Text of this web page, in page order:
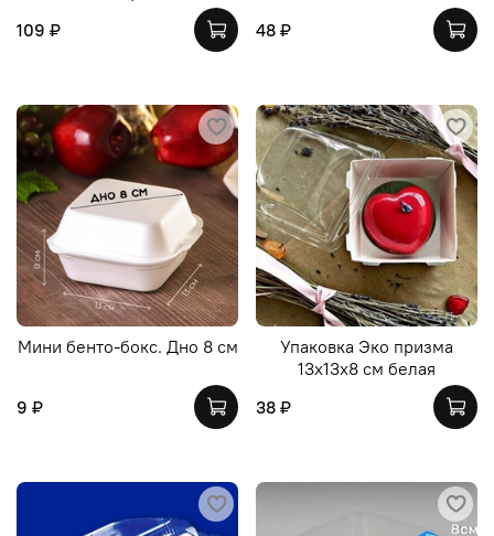
109 ₽
48 ₽
Мини бенто-бокс. Дно 8 см
9 ₽
Упаковка Эко призма
13х13х8 см белая
38 ₽